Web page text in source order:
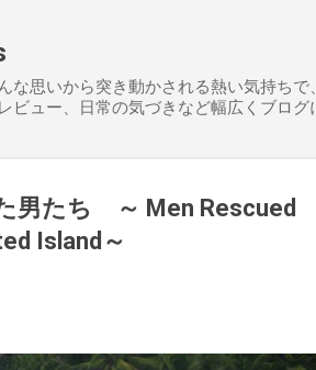
思いから突き動かされる熱い気持ちで
ュー、日常の気づきなど幅広くブログ
男たち ～ Men Rescued
Island～